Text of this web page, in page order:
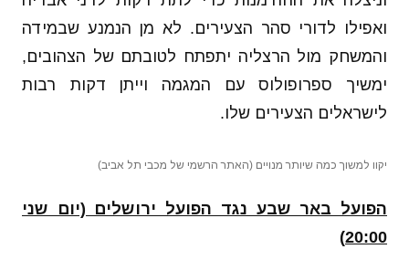
ואפילו לדורי סהר הצעירים. לא מן הנמנע שבמידה
והמשחק מול הרצליה יתפתח לטובתם של הצהובים,
ימשיך ספרופולוס עם המגמה וייתן דקות רבות
לישראלים הצעירים שלו.
יקוו למשוך כמה שיותר מנויים (האתר הרשמי של מכבי תל אביב)
הפועל באר שבע נגד הפועל ירושלים (יום שני
20:00)